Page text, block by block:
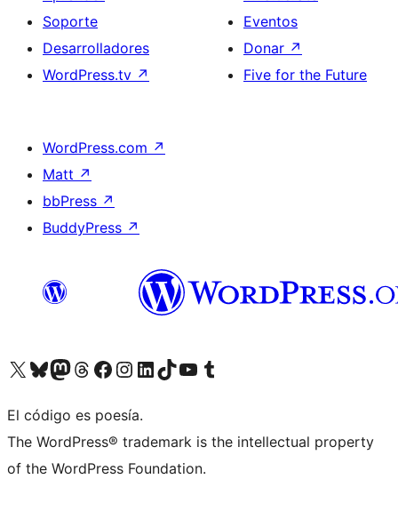
Soporte
Desarrolladores
WordPress.tv ↗
Eventos
Donar ↗
Five for the Future
WordPress.com ↗
Matt ↗
bbPress ↗
BuddyPress ↗
Visita nuestra cuenta de X (anteriormente Twitter)
Visita nuestra cuenta de Bluesky
Visita nuestra cuenta de Mastodon
Visita nuestra cuenta de Threads
Visita nuestra página de Facebook
Visita nuestra cuenta de Instagram
Visita nuestra cuenta de LinkedIn
Visita nuestra cuenta de TikTok
Visita nuestro canal de YouTube
Visita nuestra cuenta de Tumblr
El código es poesía.
The WordPress® trademark is the intellectual property
of the WordPress Foundation.